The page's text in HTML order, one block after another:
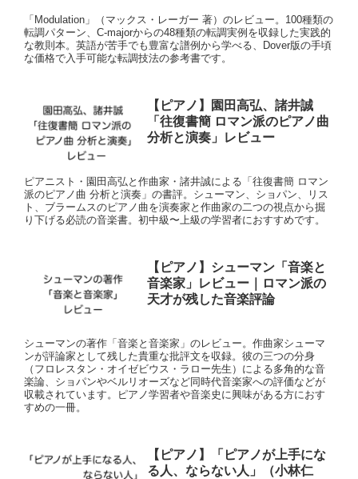
「Modulation」（マックス・レーガー 著）のレビュー。100種類の
転調パターン、C-majorからの48種類の転調実例を収録した実践的
な教則本。英語が苦手でも豊富な譜例から学べる、Dover版の手頃
な価格で入手可能な転調技法の参考書です。
【ピアノ】園田高弘、諸井誠
「往復書簡 ロマン派のピアノ曲
分析と演奏」レビュー
ピアニスト・園田高弘と作曲家・諸井誠による「往復書簡 ロマン
派のピアノ曲 分析と演奏」の書評。シューマン、ショパン、リス
ト、ブラームスのピアノ曲を演奏家と作曲家の二つの視点から掘
り下げる必読の音楽書。初中級〜上級の学習者におすすめです。
【ピアノ】シューマン「音楽と
音楽家」レビュー｜ロマン派の
天才が残した音楽評論
シューマンの著作「音楽と音楽家」のレビュー。作曲家シューマ
ンが評論家として残した貴重な批評文を収録。彼の三つの分身
（フロレスタン・オイゼビウス・ラロー先生）による多角的な音
楽論、ショパンやベルリオーズなど同時代音楽家への評価などが
収載されています。ピアノ学習者や音楽史に興味がある方におす
すめの一冊。
【ピアノ】「ピアノが上手にな
る人、ならない人」（小林仁